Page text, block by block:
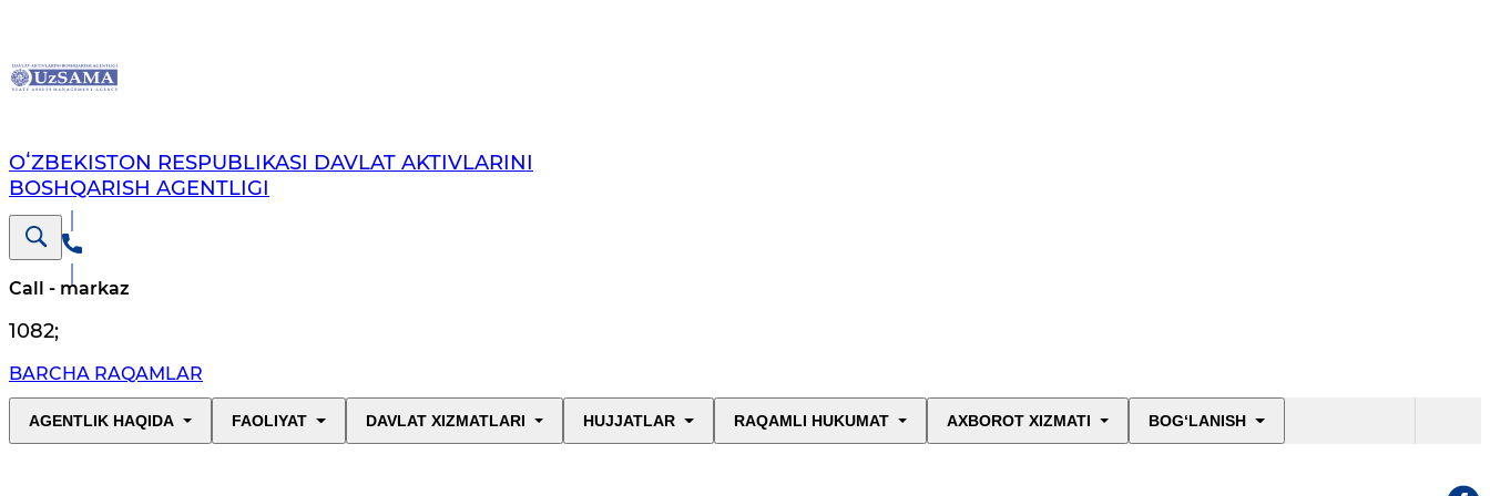
OʻZBEKISTON RESPUBLIKASI DAVLAT AKTIVLARINI
BOSHQARISH AGENTLIGI
Call - markaz
1082;
BARCHA RAQAMLAR
AGENTLIK HAQIDA FAOLIYAT DAVLAT XIZMATLARI HUJJATLAR RAQAMLI HUKUMAT AXBOROT XIZMATI BOG‘LANISH